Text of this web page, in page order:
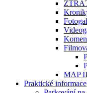
MAP
Praktické informace